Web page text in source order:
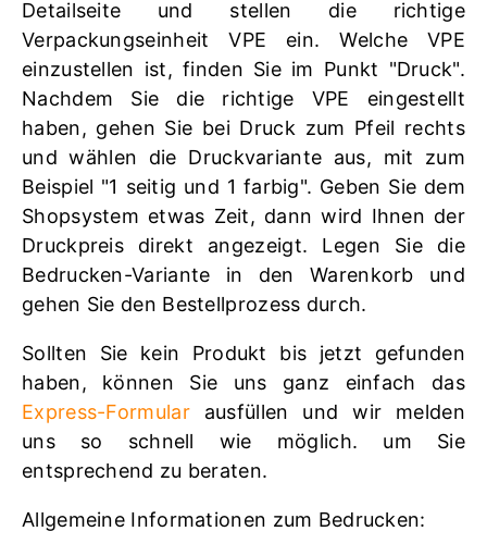
Detailseite und stellen die richtige
Verpackungseinheit VPE ein. Welche VPE
einzustellen ist, finden Sie im Punkt "Druck".
Nachdem Sie die richtige VPE eingestellt
haben, gehen Sie bei Druck zum Pfeil rechts
und wählen die Druckvariante aus, mit zum
Beispiel "1 seitig und 1 farbig". Geben Sie dem
Shopsystem etwas Zeit, dann wird Ihnen der
Druckpreis direkt angezeigt. Legen Sie die
Bedrucken-Variante in den Warenkorb und
gehen Sie den Bestellprozess durch.
Sollten Sie kein Produkt bis jetzt gefunden
haben, können Sie uns ganz einfach das
Express-Formular ausfüllen und wir melden
uns so schnell wie möglich. um Sie
entsprechend zu beraten.
Allgemeine Informationen zum Bedrucken: